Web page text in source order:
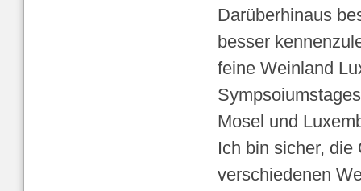
Darüberhinaus
besser
feine Weinland
Mosel und
Ich bin sicher, die
verschiedenen